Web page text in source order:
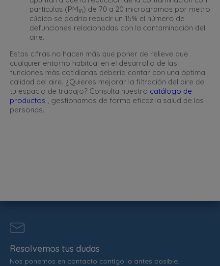
partículas (PM10) de 70 a 20 microgramos por metro
cúbico se podría reducir un 15% el número de
defunciones relacionadas con la contaminación del
aire.
Estas cifras no hacen más que poner de relieve que
cualquier entorno habitual en el desarrollo de las
funciones más cotidianas debería contar con una óptima
calidad del aire. ¿Quieres mejorar la filtración del aire de
tu espacio de trabajo? Consulta nuestro catálogo de
productos , gestionamos de forma eficaz la salud de las
personas.
Resolvemos tus dudas
Nos ponemos en contacto contigo lo antes posible.